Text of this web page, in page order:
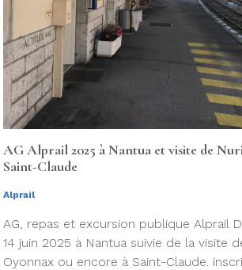
AG Alprail 2025 à Nantua et visite de
Saint-Claude
Alprail
AG, repas et excursion publique Alprail
14 juin 2025 à Nantua suivie de la visite
Oyonnax ou encore à Saint-Claude.